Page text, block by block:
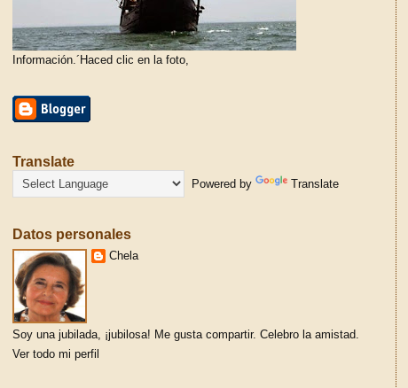
Información.´Haced clic en la foto,
Translate
Powered by Translate
Datos personales
Chela
Soy una jubilada, ¡jubilosa! Me gusta compartir. Celebro la amistad.
Ver todo mi perfil